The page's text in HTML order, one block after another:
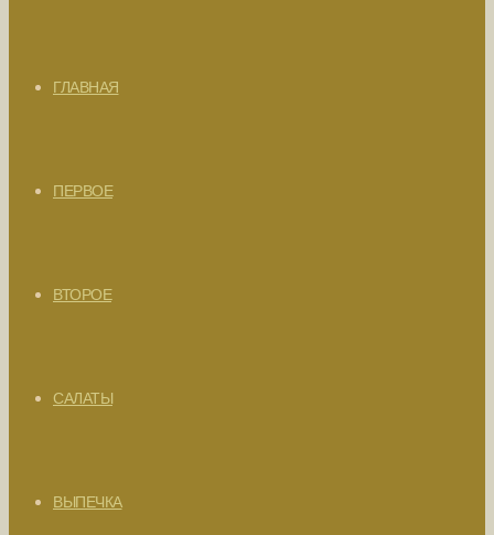
ГЛАВНАЯ
ПЕРВОЕ
ВТОРОЕ
САЛАТЫ
ВЫПЕЧКА